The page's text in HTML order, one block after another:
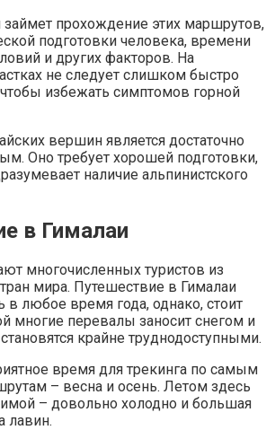
прохождение этих маршрутов,
подготовки человека, времени
и других факторов. На
не следует слишком быстро
избежать симптомов горной
вершин является достаточно
Оно требует хорошей подготовки,
наличие альпинистского
в Гималаи
многочисленных туристов из
мира. Путешествие в Гималаи
любое время года, однако, стоит
многие перевалы заносит снегом и
крайне труднодоступными.
время для трекинга по самым
– весна и осень. Летом здесь
– довольно холодно и большая
лавин.